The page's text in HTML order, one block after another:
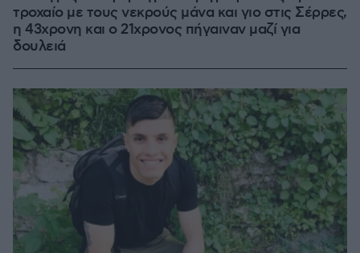
τροχαίο με τους νεκρούς μάνα και γιο στις Σέρρες,
η 43χρονη και ο 21χρονος πήγαιναν μαζί για
δουλειά